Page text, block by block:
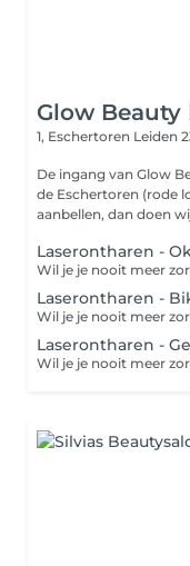
Glow Beauty
1, Eschertoren Leiden
De ingang van Glow
de Eschertoren (rode
aanbellen, dan doen
Laserontharen -
Laserontharen -
Laserontharen -